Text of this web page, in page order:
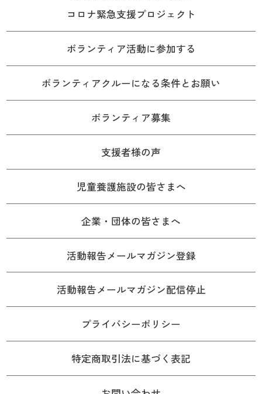
コロナ緊急支援プロジェクト
ボランティア活動に参加する
ボランティアクルーになる条件とお願い
ボランティア募集
支援者様の声
児童養護施設の皆さまへ
企業・団体の皆さまへ
活動報告メールマガジン登録
活動報告メールマガジン配信停止
プライバシーポリシー
特定商取引法に基づく表記